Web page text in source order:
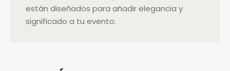
están diseñados para añadir elegancia y
significado a tu evento.